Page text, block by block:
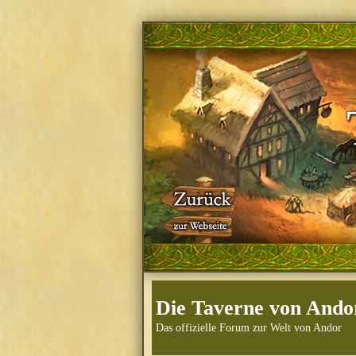
Die Taverne von
Das offizielle Forum zur Welt von Andor